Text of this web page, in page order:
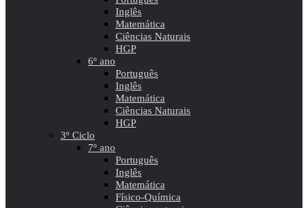
Inglês
Matemática
Ciências Naturais
HGP
6º ano
Português
Inglês
Matemática
Ciências Naturais
HGP
3º Ciclo
7º ano
Português
Inglês
Matemática
Físico-Química